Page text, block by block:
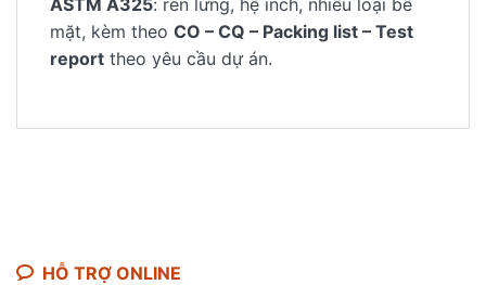
ASTM A325: ren lửng, hệ inch, nhiều loại bề
mặt, kèm theo CO – CQ – Packing list – Test
report theo yêu cầu dự án.
HỖ TRỢ ONLINE